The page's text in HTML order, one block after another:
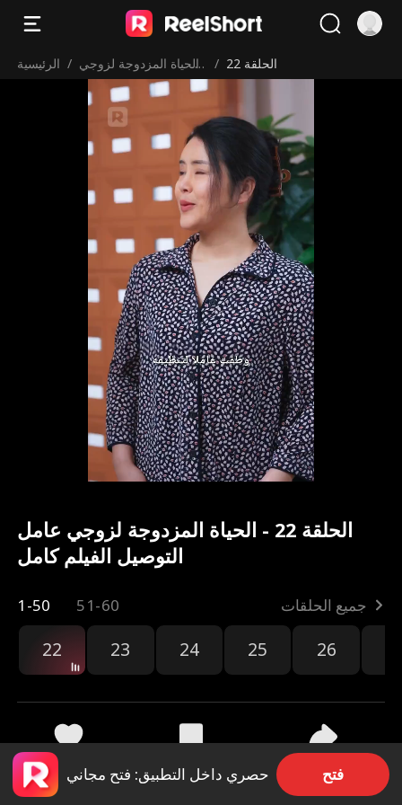
الرئيسية / الحياة المزدوجة لزوجي
عامل التوصيل
/ الحلقة 22
الحلقة 22 - الحياة المزدوجة لزوجي عامل
التوصيل الفيلم كامل
1-50 51-60 جميع الحلقات
22 23 24 25 26
68 3.2k مشاركة حصري داخل التطبيق: فتح مجاني فتح